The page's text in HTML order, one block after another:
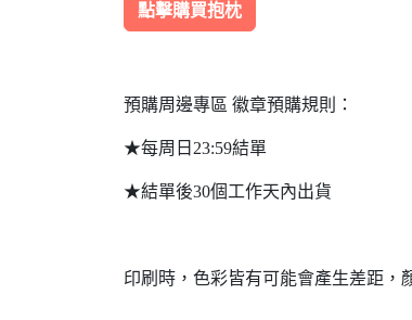
點擊購買抱枕
預購周邊專區 徽章預購規則：
★每周日23:59結單
★結單後30個工作天內出貨
印刷時，色彩皆有可能會產生差距，